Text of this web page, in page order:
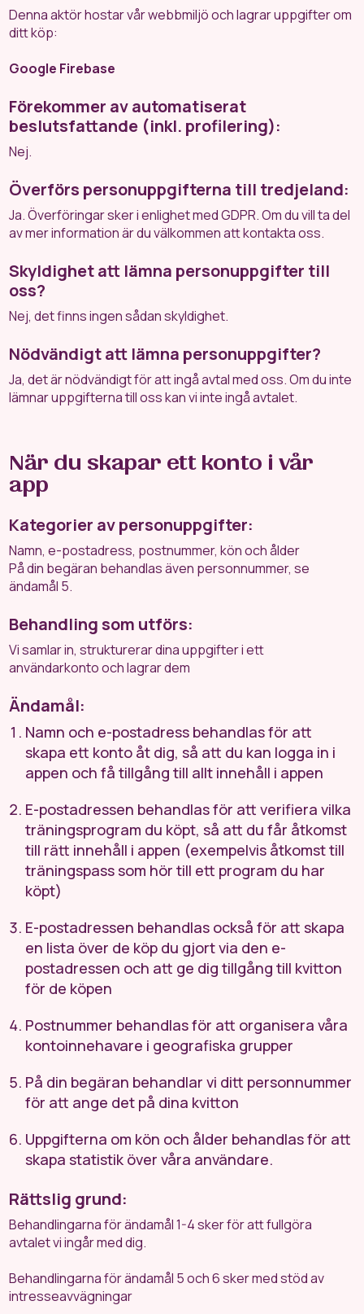
Denna aktör hostar vår webbmiljö och lagrar uppgifter om
ditt köp:
Google Firebase
Förekommer av automatiserat
beslutsfattande (inkl. profilering):
Nej.
Överförs personuppgifterna till tredjeland:
Ja. Överföringar sker i enlighet med GDPR. Om du vill ta del
av mer information är du välkommen att kontakta oss.
Skyldighet att lämna personuppgifter till
oss?
Nej, det finns ingen sådan skyldighet.
Nödvändigt att lämna personuppgifter?
Ja, det är nödvändigt för att ingå avtal med oss. Om du inte
lämnar uppgifterna till oss kan vi inte ingå avtalet.
När du skapar ett konto i vår
app
Kategorier av personuppgifter:
Namn, e-postadress, postnummer, kön och ålder
På din begäran behandlas även personnummer, se
ändamål 5.
Behandling som utförs:
Vi samlar in, strukturerar dina uppgifter i ett
användarkonto och lagrar dem
Ändamål:
Namn och e-postadress behandlas för att
skapa ett konto åt dig, så att du kan logga in i
appen och få tillgång till allt innehåll i appen
E-postadressen behandlas för att verifiera vilka
träningsprogram du köpt, så att du får åtkomst
till rätt innehåll i appen (exempelvis åtkomst till
träningspass som hör till ett program du har
köpt)
E-postadressen behandlas också för att skapa
en lista över de köp du gjort via den e-
postadressen och att ge dig tillgång till kvitton
för de köpen
Postnummer behandlas för att organisera våra
kontoinnehavare i geografiska grupper
På din begäran behandlar vi ditt personnummer
för att ange det på dina kvitton
Uppgifterna om kön och ålder behandlas för att
skapa statistik över våra användare.
Rättslig grund:
Behandlingarna för ändamål 1-4 sker för att fullgöra
avtalet vi ingår med dig.
Behandlingarna för ändamål 5 och 6 sker med stöd av
intresseavvägningar